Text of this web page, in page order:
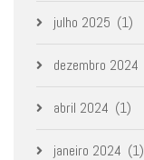
julho 2025 (1)
dezembro 2024
abril 2024 (1)
janeiro 2024 (1)